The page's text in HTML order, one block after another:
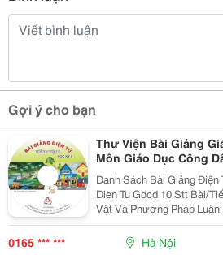
Gợi ý cho bạn
Thư Viện Bài Giảng
Môn Giáo Dục Công
Danh Sách Bài Giảng
Dien Tu Gdcd 10 Stt Bài/Tiết Nội Dung 1 1 Thế Giới Duy
Vật Và Phương Pháp Luận
Chất Và Tồn Tại Khách
Triển Của Thế Giới Vật
0165 *** *** Hà Nội